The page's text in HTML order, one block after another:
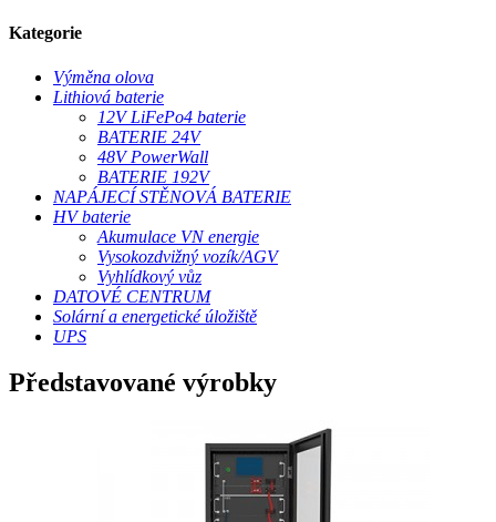
Kategorie
Výměna olova
Lithiová baterie
12V LiFePo4 baterie
BATERIE 24V
48V PowerWall
BATERIE 192V
NAPÁJECÍ STĚNOVÁ BATERIE
HV baterie
Akumulace VN energie
Vysokozdvižný vozík/AGV
Vyhlídkový vůz
DATOVÉ CENTRUM
Solární a energetické úložiště
UPS
Představované výrobky